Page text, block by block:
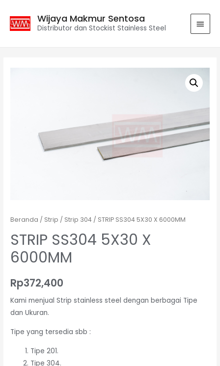
Wijaya Makmur Sentosa
Distributor dan Stockist Stainless Steel
Beranda / Strip / Strip 304 / STRIP SS304 5X30 X 6000MM
STRIP SS304 5X30 X
6000MM
Rp372,400
Kami menjual Strip stainless steel dengan berbagai Tipe
dan Ukuran.
Tipe yang tersedia sbb :
Tipe 201.
Tipe 304.